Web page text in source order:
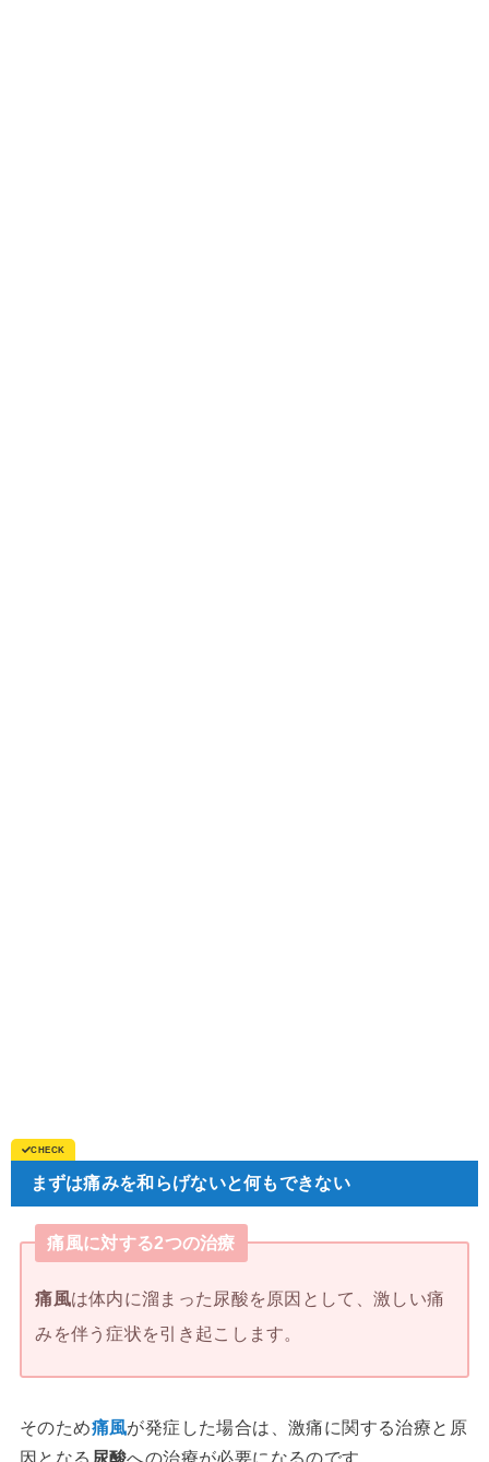
まずは痛みを和らげないと何もできない
痛風に対する2つの治療
痛風は体内に溜まった尿酸を原因として、激しい痛
みを伴う症状を引き起こします。
そのため痛風が発症した場合は、激痛に関する治療と原